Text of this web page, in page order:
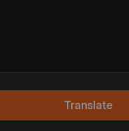
Translate